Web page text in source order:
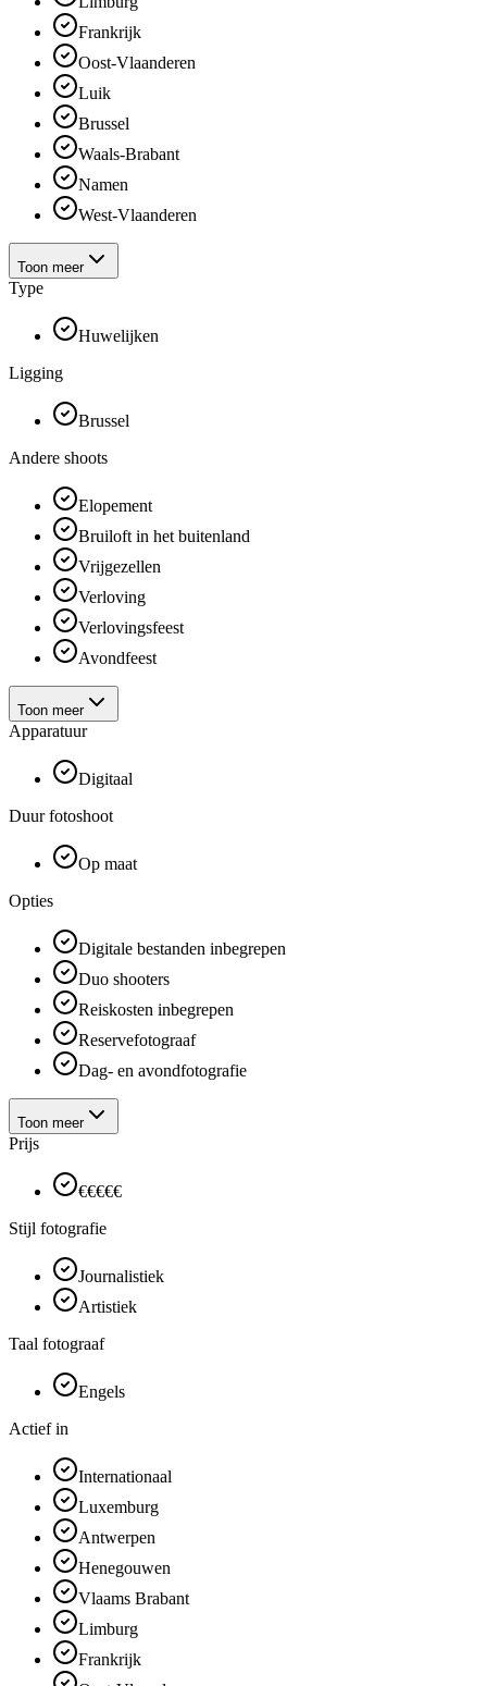
Frankrijk
Oost-Vlaanderen
Luik
Brussel
Waals-Brabant
Namen
West-Vlaanderen
Toon meer
Type
Huwelijken
Ligging
Brussel
Andere shoots
Elopement
Bruiloft in het buitenland
Vrijgezellen
Verloving
Verlovingsfeest
Avondfeest
Toon meer
Apparatuur
Digitaal
Duur fotoshoot
Op maat
Opties
Digitale bestanden inbegrepen
Duo shooters
Reiskosten inbegrepen
Reservefotograaf
Dag- en avondfotografie
Toon meer
Prijs
€€€€€
Stijl fotografie
Journalistiek
Artistiek
Taal fotograaf
Engels
Actief in
Internationaal
Luxemburg
Antwerpen
Henegouwen
Vlaams Brabant
Limburg
Frankrijk